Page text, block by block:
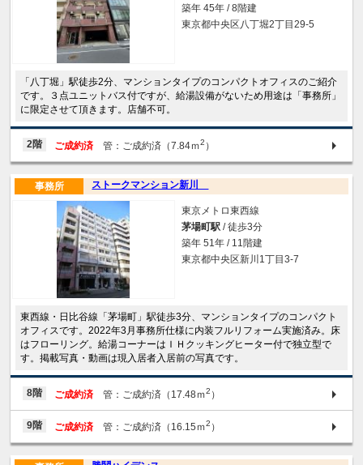
築年 45年 / 8階建
東京都中央区八丁堀2丁目29-5
「八丁堀」駅徒歩2分、マンションタイプのコンパクトオフィスのご紹介
です。３点ユニットバス付ですが、給湯設備がないため用途は「事務所」
に限定させて頂きます。店舗不可。
2階 ご成約済 管：ご成約済（7.84ｍ2 ）
ストークマンション新川
事務所
東京メトロ東西線
茅場町駅 / 徒歩3分
築年 51年 / 11階建
東京都中央区新川1丁目3-7
東西線・日比谷線「茅場町」駅徒歩3分、マンションタイプのコンパクト
オフィスです。2022年3月事務所仕様に内装フルリフォーム実施済み。床
はフローリング。給湯コーナーはＩＨクッキングヒーター付で独立型で
す。掲載写真・動画は現入居者入居前の写真です。
8階 ご成約済 管：ご成約済（17.48ｍ2 ）
9階 ご成約済 管：ご成約済（16.15ｍ2 ）